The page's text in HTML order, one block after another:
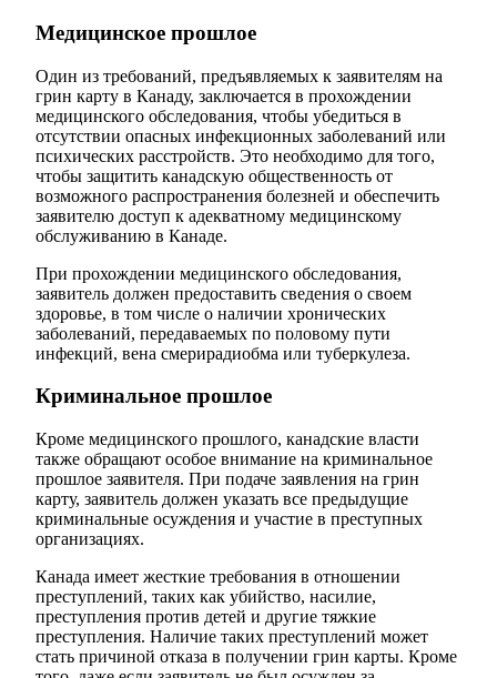
Медицинское прошлое
Один из требований, предъявляемых к заявителям на
грин карту в Канаду, заключается в прохождении
медицинского обследования, чтобы убедиться в
отсутствии опасных инфекционных заболеваний или
психических расстройств. Это необходимо для того,
чтобы защитить канадскую общественность от
возможного распространения болезней и обеспечить
заявителю доступ к адекватному медицинскому
обслуживанию в Канаде.
При прохождении медицинского обследования,
заявитель должен предоставить сведения о своем
здоровье, в том числе о наличии хронических
заболеваний, передаваемых по половому пути
инфекций, вена смерирадиобма или туберкулеза.
Криминальное прошлое
Кроме медицинского прошлого, канадские власти
также обращают особое внимание на криминальное
прошлое заявителя. При подаче заявления на грин
карту, заявитель должен указать все предыдущие
криминальные осуждения и участие в преступных
организациях.
Канада имеет жесткие требования в отношении
преступлений, таких как убийство, насилие,
преступления против детей и другие тяжкие
преступления. Наличие таких преступлений может
стать причиной отказа в получении грин карты. Кроме